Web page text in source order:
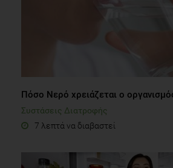
Πόσο Νερό χρειάζεται ο
Συστάσεις Διατροφής
7 λεπτά να διαβαστεί